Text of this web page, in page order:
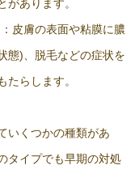
あります。
皮膚の表面や粘膜に膿
態)、脱毛などの症状を
らします。
いくつかの種類があ
タイプでも早期の対処